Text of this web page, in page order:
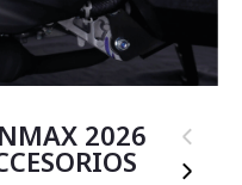
2026
‹
›